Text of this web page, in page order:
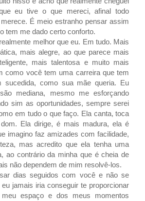
eu tive o que mereci, afinal todo
É meio estranho pensar assim
tem me dado certo conforto.
melhor que eu. Em tudo. Mais
mais alegre, ao que parece mais
mais talentosa e muito mais
como você tem uma carreira que tem
sucedida, como sua mãe queria. Eu
mediana, mesmo me esforçando
sim as oportunidades, sempre serei
em tudo o que faço. Ela canta, toca
Ela dirige, é mais madura, ela é
imagino faz amizades com facilidade,
mas acredito que ela tenha uma
ao contrário da minha que é cheia de
não dependem de mim resolvê-los.
dias seguidos com você e não se
jamais iria conseguir te proporcionar
espaço e dos meus momentos